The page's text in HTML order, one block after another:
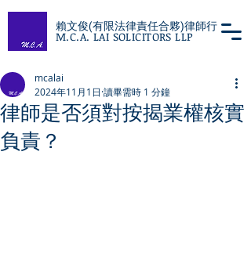
賴文俊(有限法律責任合夥)律師行
M.C.A. LAI SOLICITORS LLP
律師是否須對按揭業權核實
負責？
mcalai
2024年11月1日 讀畢需時 1 分鐘